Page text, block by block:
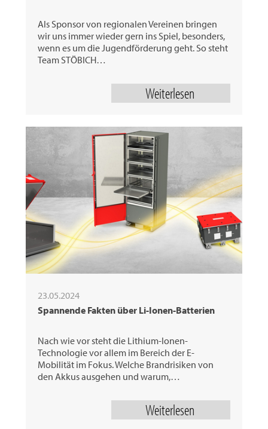
Als Sponsor von regionalen Vereinen bringen
wir uns immer wieder gern ins Spiel, besonders,
wenn es um die Jugendförderung geht. So steht
Team STÖBICH…
Weiterlesen
23.05.2024
Spannende Fakten über Li-Ionen-Batterien
Nach wie vor steht die Lithium-Ionen-
Technologie vor allem im Bereich der E-
Mobilität im Fokus. Welche Brandrisiken von
den Akkus ausgehen und warum,…
Weiterlesen